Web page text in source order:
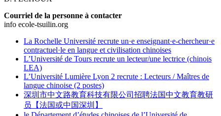
Courriel de la personne à contacter
info ecole-tsuilin.org
La Rochelle Université recrute un·e enseignant·e-chercheur·e
contractuel·le en langue et civilisation chinoises
L’Université de Tours recrute un lecteur/une lectrice (chinois
LEA)
L’Université Lumière Lyon 2 recrute : Lecteurs / Maîtres de
langue chinoise (2 postes)
深圳市中文路教育科技有限公司招聘法国中文教育教研
员【法国或中国深圳】